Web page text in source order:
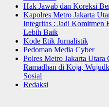
Hak Jawab dan Koreksi
Kapolres Metro Jakarta
Integritas : Jadi Komitmen
Lebih Baik
Kode Etik Jurnalistik
Pedoman Media Cyber
Polres Metro Jakarta Utara
Ramadhan di Koja,
Sosial
Redaksi